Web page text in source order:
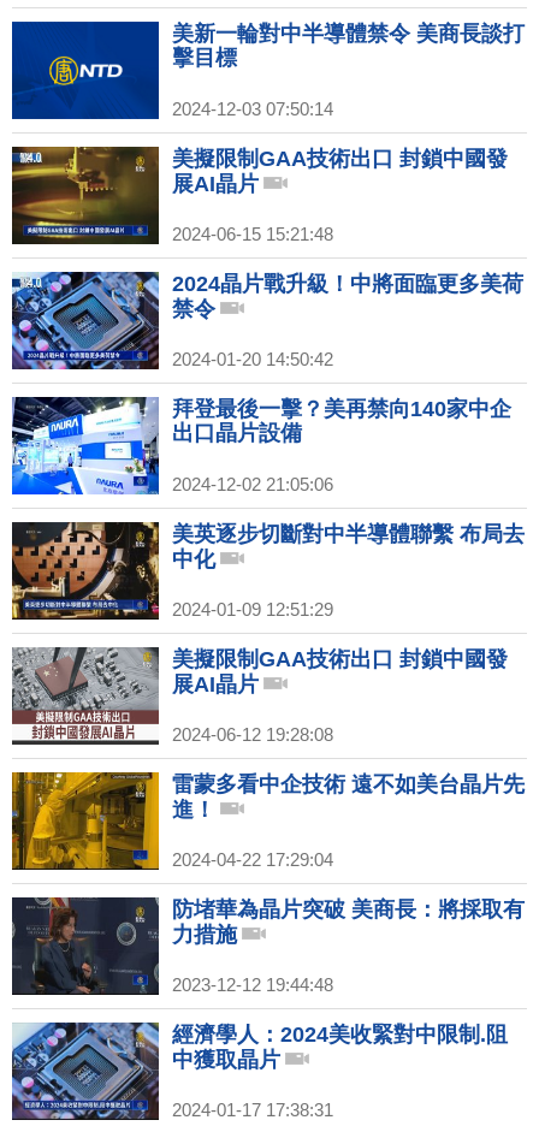
美新一輪對中半導體禁令 美商長談打
擊目標
2024-12-03 07:50:14
美擬限制GAA技術出口 封鎖中國發
展AI晶片
2024-06-15 15:21:48
2024晶片戰升級！中將面臨更多美荷
禁令
2024-01-20 14:50:42
拜登最後一擊？美再禁向140家中企
出口晶片設備
2024-12-02 21:05:06
美英逐步切斷對中半導體聯繫 布局去
中化
2024-01-09 12:51:29
美擬限制GAA技術出口 封鎖中國發
展AI晶片
2024-06-12 19:28:08
雷蒙多看中企技術 遠不如美台晶片先
進！
2024-04-22 17:29:04
防堵華為晶片突破 美商長：將採取有
力措施
2023-12-12 19:44:48
經濟學人：2024美收緊對中限制.阻
中獲取晶片
2024-01-17 17:38:31